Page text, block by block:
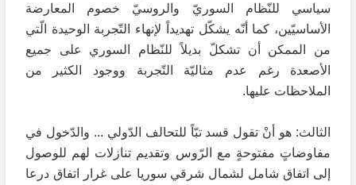
سياسي للنّظام السوريّ والروسيّ خصوم المعارضة
الأساسيّين، كما أنّه يشكّل تهديداً لإنهاء التّجربة الوحيدة الّتي
من الممكن أن تشكلّ بديلاً للنّظام السوري على جميع
الأصعدة رغم عدم مثاليّة التّجربة ووجود الكثير من
الملاحظات عليها.
الثالث: هو أنْ تقول قسد تبّاً للتحالف الدّولي ... والدّخول في
مفاوضاتٍ مفتوحةٍ مع الرّوس وتقديم تنازلات لهم للوصول
إلى اتفاق شامل لشمال شرقي سوريا على غرار اتفاق درعا